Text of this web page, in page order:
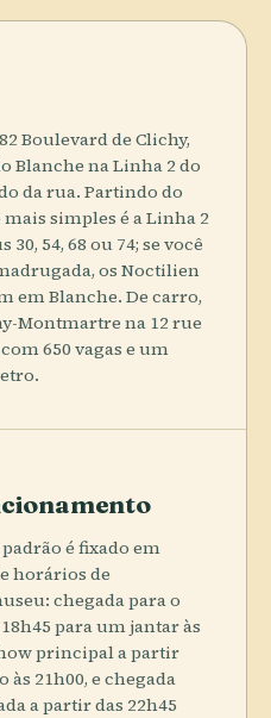
Boulevard de Clichy,
Blanche na Linha 2 do
da rua. Partindo do
simples é a Linha 2
54, 68 ou 74; se você
os Noctilien
em Blanche. De carro,
Montmartre na 12 rue
650 vagas e um
é fixado em
horários de
chegada para o
para um jantar às
principal a partir
21h00, e chegada
a partir das 22h45